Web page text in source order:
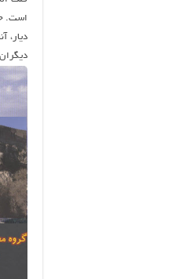
است.
دیار،